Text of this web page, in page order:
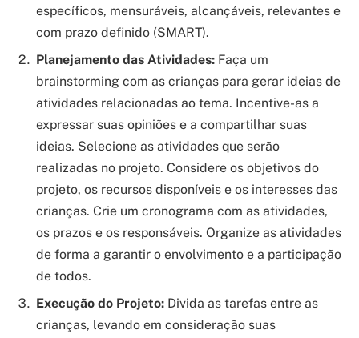
específicos, mensuráveis, alcançáveis, relevantes e
com prazo definido (SMART).
Planejamento das Atividades: Faça um
brainstorming com as crianças para gerar ideias de
atividades relacionadas ao tema. Incentive-as a
expressar suas opiniões e a compartilhar suas
ideias. Selecione as atividades que serão
realizadas no projeto. Considere os objetivos do
projeto, os recursos disponíveis e os interesses das
crianças. Crie um cronograma com as atividades,
os prazos e os responsáveis. Organize as atividades
de forma a garantir o envolvimento e a participação
de todos.
Execução do Projeto: Divida as tarefas entre as
crianças, levando em consideração suas